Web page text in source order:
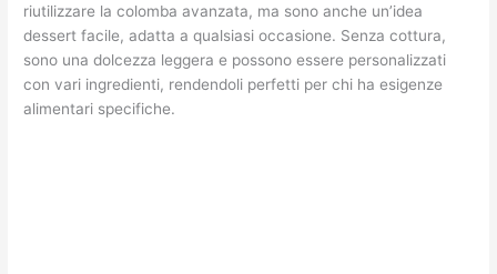
riutilizzare la colomba avanzata, ma sono anche un’idea
dessert facile, adatta a qualsiasi occasione. Senza cottura,
sono una dolcezza leggera e possono essere personalizzati
con vari ingredienti, rendendoli perfetti per chi ha esigenze
alimentari specifiche.